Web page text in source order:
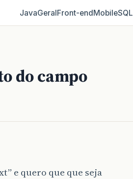
JavaGeralFront‑endMobileSQL
do campo
e quero que que seja